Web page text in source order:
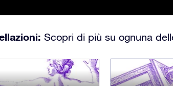
Scopri di più su ognuna